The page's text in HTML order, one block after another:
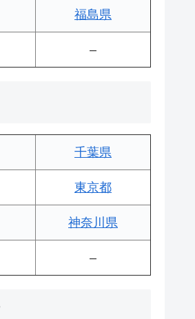
福島県
–
千葉県
東京都
神奈川県
–